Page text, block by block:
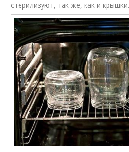
стерилизуют, так же, как и крышки.